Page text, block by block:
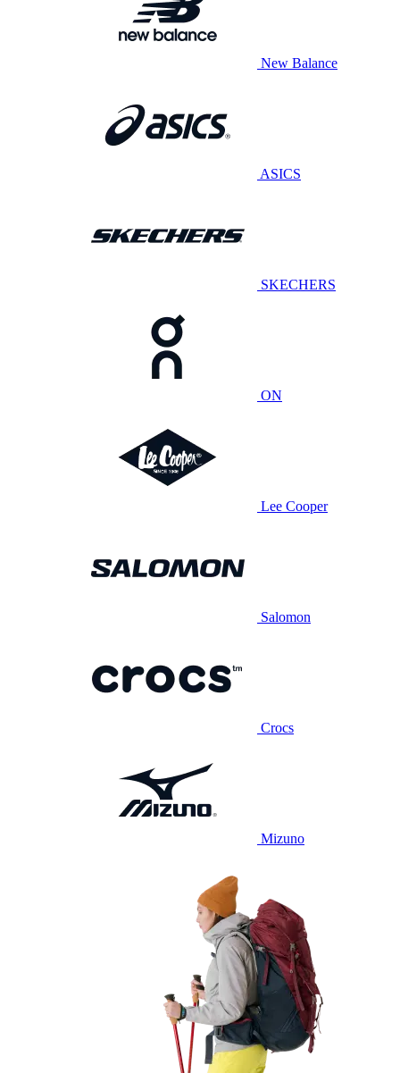
New Balance
ASICS
SKECHERS
ON
Lee Cooper
Salomon
Crocs
Mizuno